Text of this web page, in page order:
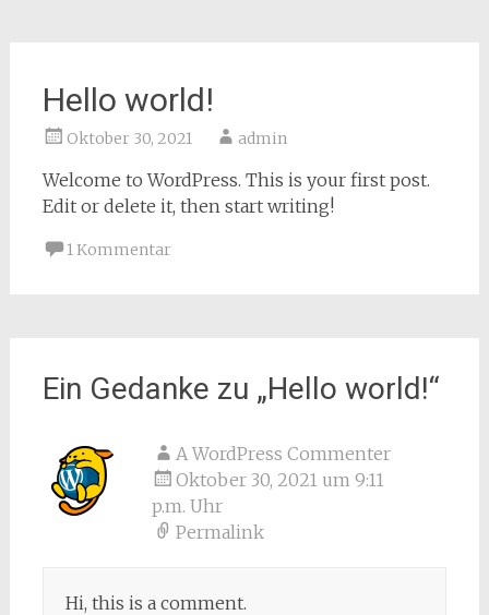
Hello world!
Oktober 30, 2021 admin
Welcome to WordPress. This is your first post.
Edit or delete it, then start writing!
1 Kommentar
Ein Gedanke zu „Hello world!“
A WordPress Commenter
Oktober 30, 2021 um 9:11
p.m. Uhr
Permalink
Hi, this is a comment.